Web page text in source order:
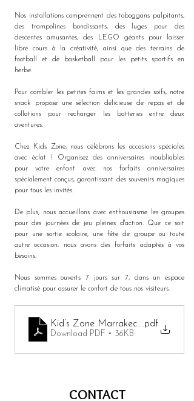
Nos installations comprennent des toboggans palpitants,
des trampolines bondissants, des luges pour des
descentes amusantes, des LEGO géants pour laisser
libre cours à la créativité, ainsi que des terrains de
football et de basketball pour les petits sportifs en
herbe.
Pour combler les petites faims et les grandes soifs, notre
snack propose une sélection délicieuse de repas et de
collations pour recharger les batteries entre deux
aventures.
Chez Kids Zone, nous célébrons les occasions spéciales
avec éclat ! Organisez des anniversaires inoubliables
pour votre enfant avec nos forfaits anniversaires
spécialement conçus, garantissant des souvenirs magiques
pour tous les invités.
De plus, nous accueillons avec enthousiasme les groupes
pour des journées de jeu pleines d'action. Que ce soit
pour une sortie scolaire, une fête de groupe ou toute
autre occasion, nous avons des forfaits adaptés à vos
besoins.
Nous sommes ouverts 7 jours sur 7, dans un espace
climatisé pour assurer le confort de tous nos visiteurs.
Kid’s Zone Marrakech Tarifs
.pdf
Download PDF • 36KB
CONTACT